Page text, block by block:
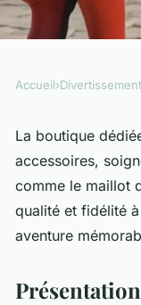
!
Accueil›Divertissement
La boutique
accessoires,
comme le maillot
qualité et fidélité
aventure